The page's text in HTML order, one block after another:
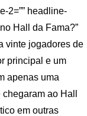
2=”” headline-
Hall da Fama?”
vinte jogadores de
principal e um
apenas uma
ao Hall
em outras